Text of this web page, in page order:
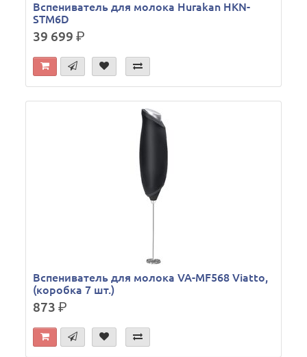
Вспениватель для молока Hurakan HKN-
STM6D
39 699р.
Вспениватель для молока VA-MF568 Viatto,
(коробка 7 шт.)
873р.